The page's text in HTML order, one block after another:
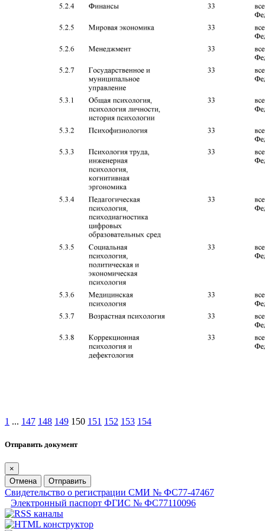
1 ... 147 148 149 150 151 152 153 154
Отправить документ
×
Отмена
Отправить
Свидетельство о регистрации СМИ № ФС77-47467
Электронный паспорт ФГИС № ФС77110096